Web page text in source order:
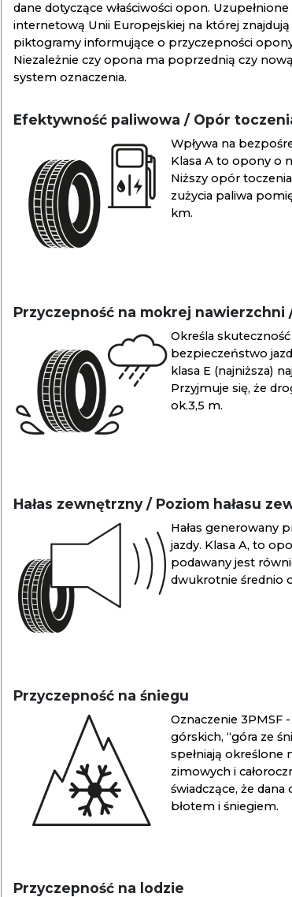
dane dotyczące właściwości opon.
internetową Unii Europejskiej na której
piktogramy informujące o przyczepności
Niezależnie czy opona ma poprzednią czy
system oznaczenia.
Efektywność paliwowa / Opór
Wpływa na
Klasa A to opony o
Niższy opór
zużycia paliwa
km.
Przyczepność na mokrej
Określa
bezpieczeństwo
klasa E (najniższa)
Przyjmuje się, że
ok.3,5 m.
Hałas zewnętrzny / Poziom hałasu
Hałas generowany
jazdy. Klasa A, to
podawany jest
dwukrotnie średnio
Przyczepność na śniegu
Oznaczenie 3PMSF
górskich, “góra ze
spełniają określone
zimowych i
świadczące, że
błotem i śniegiem.
Przyczepność na lodzie